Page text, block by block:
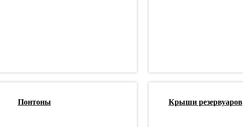
Понтоны Крыши резервуаров